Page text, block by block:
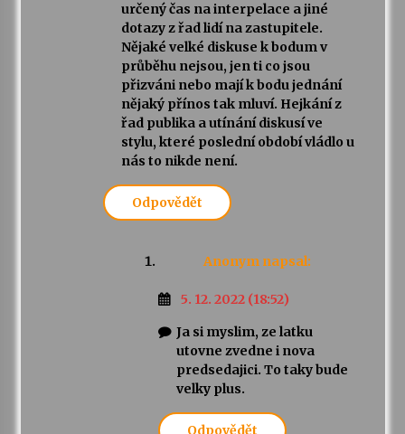
určený čas na interpelace a jiné
dotazy z řad lidí na zastupitele.
Nějaké velké diskuse k bodum v
průběhu nejsou, jen ti co jsou
přizváni nebo mají k bodu jednání
nějaký přínos tak mluví. Hejkání z
řad publika a utínání diskusí ve
stylu, které poslední období vládlo u
nás to nikde není.
Odpovědět
Anonym napsal:
5. 12. 2022 (18:52)
Ja si myslim, ze latku
utovne zvedne i nova
predsedajici. To taky bude
velky plus.
Odpovědět